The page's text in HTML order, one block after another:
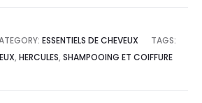
ESSENTIELS DE CHEVEUX
TAGS:
, HERCULES, SHAMPOOING ET COIFFURE